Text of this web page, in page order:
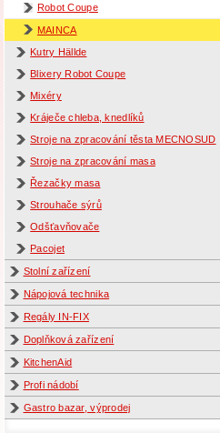
Robot Coupe
MAINCA
Kutry Hällde
Blixery Robot Coupe
Mixéry
Kráječe chleba, knedlíků
Stroje na zpracování těsta MECNOSUD
Stroje na zpracování masa
Řezačky masa
Strouhače sýrů
Odšťavňovače
Pacojet
Stolní zařízení
Nápojová technika
Regály IN-FIX
Doplňková zařízení
KitchenAid
Profi nádobí
Gastro bazar, výprodej